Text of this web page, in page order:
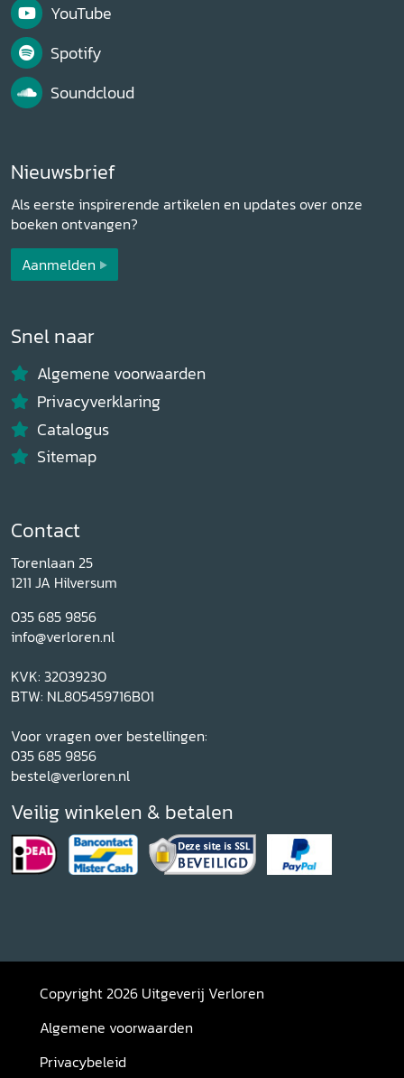
YouTube
Spotify
Soundcloud
Nieuwsbrief
Als eerste inspirerende artikelen en updates over onze
boeken ontvangen?
Aanmelden
Snel naar
Algemene voorwaarden
Privacyverklaring
Catalogus
Sitemap
Contact
Torenlaan 25
1211 JA Hilversum
035 685 9856
info@verloren.nl
KVK: 32039230
BTW: NL805459716B01
Voor vragen over bestellingen:
035 685 9856
bestel@verloren.nl
Veilig winkelen & betalen
Copyright 2026 Uitgeverij Verloren
Algemene voorwaarden
Privacybeleid